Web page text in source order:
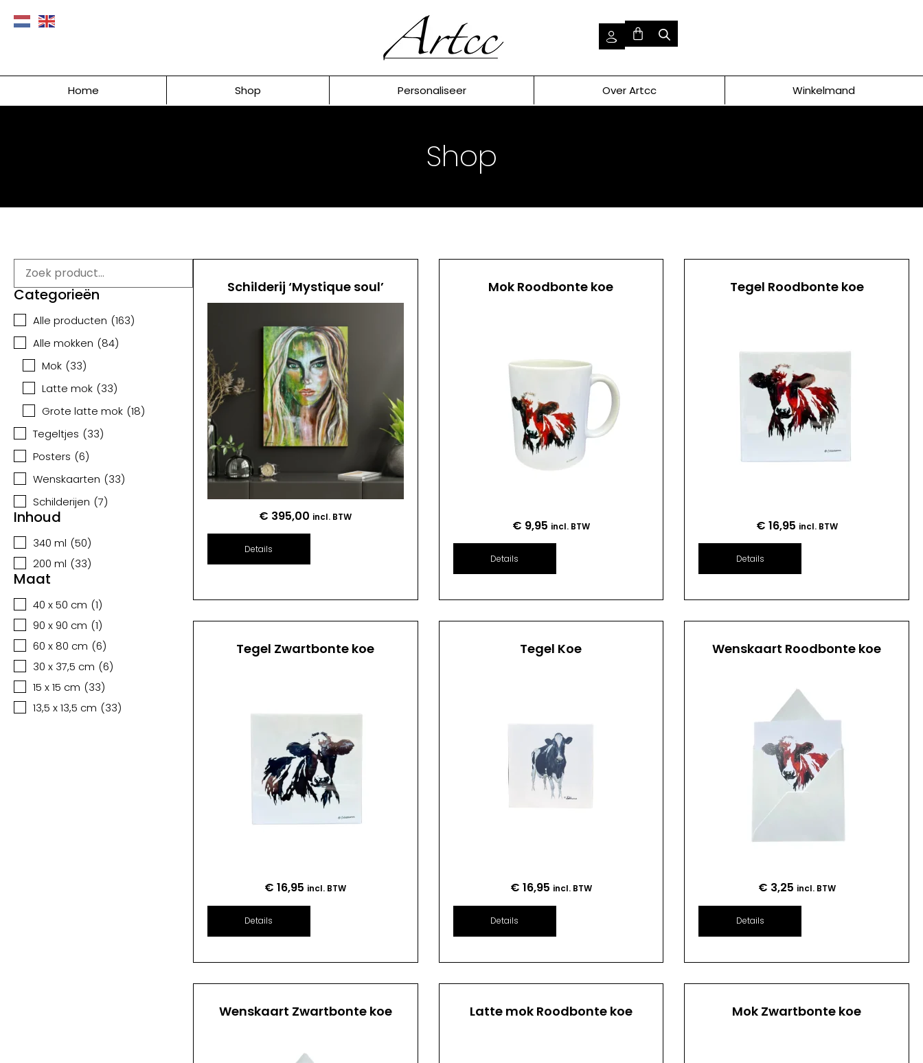
Home Shop Personaliseer Over Artcc Winkelmand
Shop
Categorieën
Alle producten (163)
Alle mokken (84)
Mok (33)
Latte mok (33)
Grote latte mok (18)
Tegeltjes (33)
Posters (6)
Wenskaarten (33)
Schilderijen (7)
Inhoud
340 ml (50)
200 ml (33)
Maat
40 x 50 cm (1)
90 x 90 cm (1)
60 x 80 cm (6)
30 x 37,5 cm (6)
15 x 15 cm (33)
13,5 x 13,5 cm (33)
Schilderij ‘Mystique soul’
€ 395,00 incl. BTW
Details
Mok Roodbonte koe
€ 9,95 incl. BTW
Details
Tegel Roodbonte koe
€ 16,95 incl. BTW
Details
Tegel Zwartbonte koe
€ 16,95 incl. BTW
Details
Tegel Koe
€ 16,95 incl. BTW
Details
Wenskaart Roodbonte koe
€ 3,25 incl. BTW
Details
Wenskaart Zwartbonte koe Latte mok Roodbonte koe Mok Zwartbonte koe